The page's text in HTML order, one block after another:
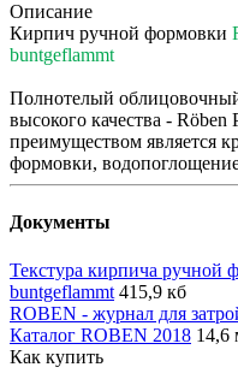
Описание
Кирпич ручной формовки
buntgeflammt
Полнотелый
высокого качества -
преимуществом является
формовки,
Документы
Текстура кирпича
buntgeflammt 415,9 кб
ROBEN - журнал для
Каталог ROBEN 2018 14,6
Как купить